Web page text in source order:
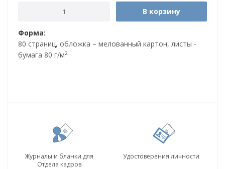
В корзину
Форма:
80 страниц, обложка – мелованный картон, листы -
бумага 80 г/м2
Журналы и бланки для
Отдела кадров
Удостоверения личности